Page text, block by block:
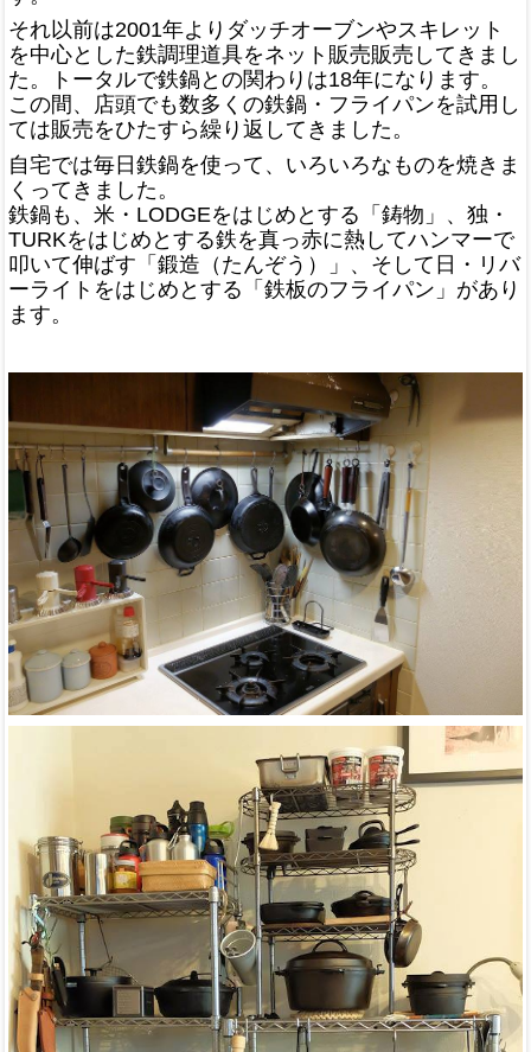
それ以前は2001年よりダッチオーブンやスキレット
を中心とした鉄調理道具をネット販売販売してきまし
た。トータルで鉄鍋との関わりは18年になります。
この間、店頭でも数多くの鉄鍋・フライパンを試用し
ては販売をひたすら繰り返してきました。
自宅では毎日鉄鍋を使って、いろいろなものを焼きま
くってきました。
鉄鍋も、米・LODGEをはじめとする「鋳物」、独・
TURKをはじめとする鉄を真っ赤に熱してハンマーで
叩いて伸ばす「鍛造（たんぞう）」、そして日・リバ
ーライトをはじめとする「鉄板のフライパン」があり
ます。